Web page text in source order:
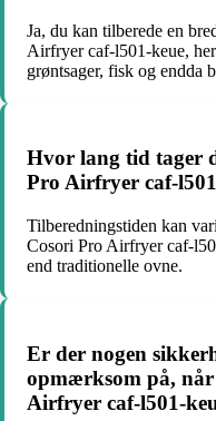
Ja, du kan tilberede en
Airfryer caf-l501-keue,
grøntsager, fisk og endda
Hvor lang tid tager
Pro Airfryer caf-
Tilberedningstiden kan
Cosori Pro Airfryer caf-
end traditionelle ovne.
Er der nogen
opmærksom på,
Airfryer caf-l501-